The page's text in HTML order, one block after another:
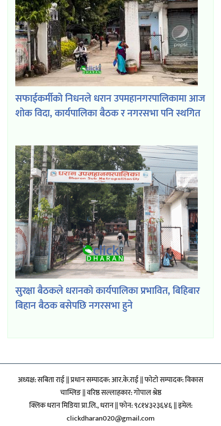
सफाईकर्मीको निधनले धरान उपमहानगरपालिकामा आज
शोक विदा, कार्यपालिका बैठक र नगरसभा पनि स्थगित
सुरक्षा बैठकले धरानको कार्यपालिका प्रभावित, बिहिबार
बिहान बैठक बसेपछि नगरसभा हुने
अध्यक्ष: सबिता राई || प्रधान सम्पादक: आर.के.राई || फाेटाे सम्पादक: विकास
चाम्लिङ || वरिष्ठ सल्लाहकार: गाेपाल श्रेष्ठ
क्लिक धरान मिडिया प्रा.लि., धरान || फोन: ९८१४३२३६४६ || इमेल:
clickdharan020@gmail.com